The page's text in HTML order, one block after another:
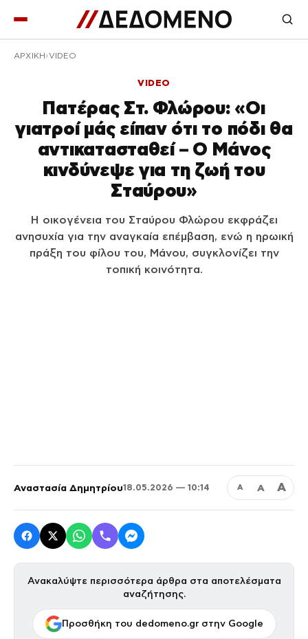
ΑΡΧΙΚΉ VIDEO
VIDEO
Πατέρας Στ. Φλώρου: «Οι
γιατροί μάς είπαν ότι το πόδι θα
αντικατασταθεί – Ο Μάνος
κινδύνεψε για τη ζωή του
Σταύρου»
Η οικογένεια του Σταύρου Φλώρου εκφράζει
ανησυχία για την αναγκαία επέμβαση, ενώ η ηρωική
πράξη του φίλου του, Μάνου, συγκλονίζει την
τοπική κοινότητα.
Αναστασία Δημητρίου18.05.2026 — 10:14 Α Α Α
Ανακαλύψτε περισσότερα άρθρα στα αποτελέσματα
αναζήτησης.
Προσθήκη του dedomeno.gr στην Google